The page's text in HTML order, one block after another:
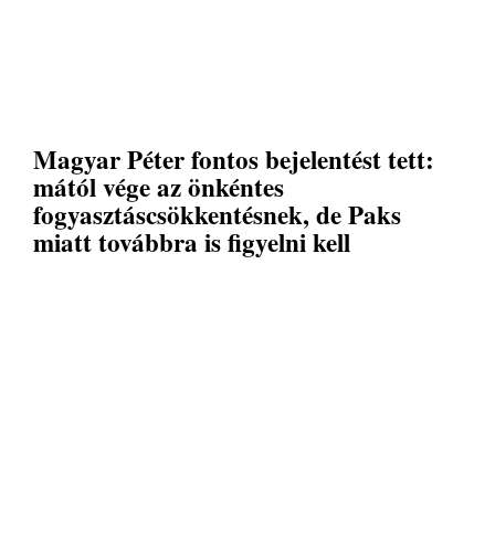
Magyar Péter fontos bejelentést tett:
mától vége az önkéntes
fogyasztáscsökkentésnek, de Paks
miatt továbbra is figyelni kell